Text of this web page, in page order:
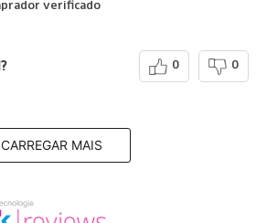
verificado
0 0
CARREGAR MAIS